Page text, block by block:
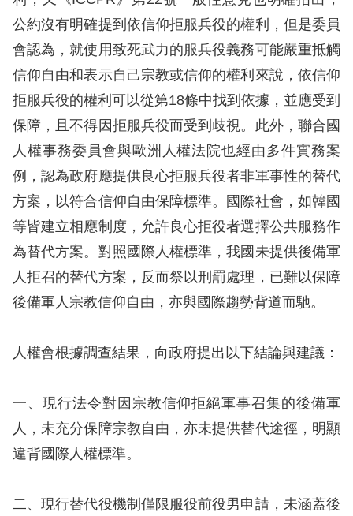
資
料
庫
無
障
快
捷
鍵
選
擇
兒少版
回
頁
公約沒有明確提到依信仰拒服兵役的權利，但是委員
會認為，就使用致死武力的服兵役義務可能嚴重抵觸
信仰自由和表示自己宗教或信仰的權利來說，依信仰
拒服兵役的權利可以從第18條中找到依據，並應受到
保障，且不得因拒服兵役而受到歧視。此外，聯合國
人權事務委員會與歐洲人權法院也經由多件實務案
例，認為政府應提供良心拒服兵役者非軍事性的替代
方案，以符合信仰自由保障標準。國際社會，如韓國
等皆建立相應制度，允許良心拒役者選擇公共服務作
為替代方案。對照國際人權標準，我國未提供後備軍
人拒召的替代方案，反而祭以刑罰處理，已難以保障
後備軍人宗教信仰自由，亦與國際趨勢背道而馳。
人權會根據調查結果，向政府提出以下結論與建議：
一、現行法令對因宗教信仰拒絕軍事召集的後備軍
人，未充分保障宗教自由，亦未提供替代途徑，明顯
違背國際人權標準。
二、現行替代役機制僅限服役前役男申請，未涵蓋後